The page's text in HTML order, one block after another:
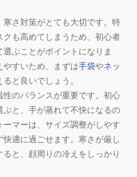
さ対策がとても大切です。特
も高めてしまうため、初心者
ぶことがポイントになりま
すいため、まずは手袋やネッ
と良いでしょう。
のバランスが重要です。初心
と、手が蒸れて不快になるの
マーは、サイズ調整がしやす
適に過ごせます。寒さが厳し
ると、顔周りの冷えをしっかり